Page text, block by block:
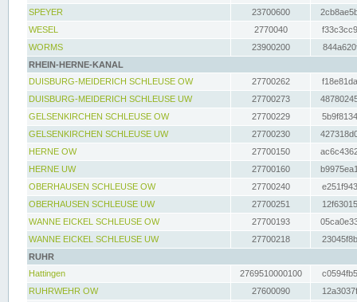
SPEYER
23700600
WESEL
2770040
WORMS
23900200
RHEIN-HERNE-KANAL
DUISBURG-MEIDERICH SCHLEUSE OW
27700262
DUISBURG-MEIDERICH SCHLEUSE UW
27700273
GELSENKIRCHEN SCHLEUSE OW
27700229
GELSENKIRCHEN SCHLEUSE UW
27700230
HERNE OW
27700150
HERNE UW
27700160
OBERHAUSEN SCHLEUSE OW
27700240
OBERHAUSEN SCHLEUSE UW
27700251
WANNE EICKEL SCHLEUSE OW
27700193
WANNE EICKEL SCHLEUSE UW
27700218
RUHR
Hattingen
2769510000100
RUHRWEHR OW
27600090